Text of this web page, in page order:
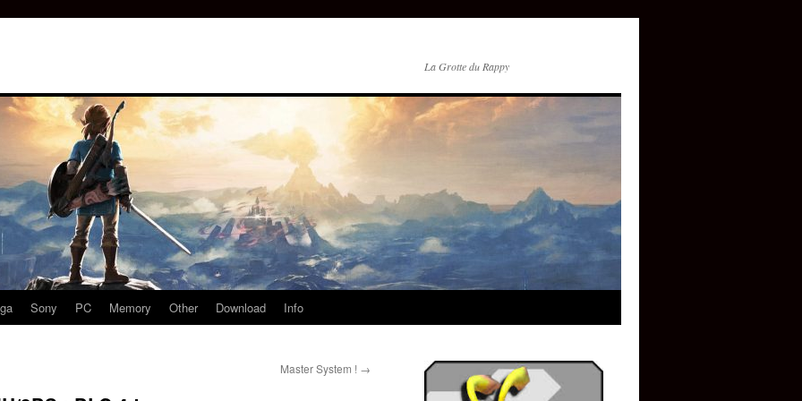
La Grotte du Rappy
Sony PC Memory Other Download Info
Master System ! →